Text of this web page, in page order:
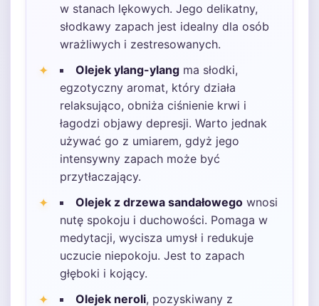
w stanach lękowych. Jego delikatny,
słodkawy zapach jest idealny dla osób
wrażliwych i zestresowanych.
Olejek ylang-ylang ma słodki,
egzotyczny aromat, który działa
relaksująco, obniża ciśnienie krwi i
łagodzi objawy depresji. Warto jednak
używać go z umiarem, gdyż jego
intensywny zapach może być
przytłaczający.
Olejek z drzewa sandałowego wnosi
nutę spokoju i duchowości. Pomaga w
medytacji, wycisza umysł i redukuje
uczucie niepokoju. Jest to zapach
głęboki i kojący.
Olejek neroli, pozyskiwany z